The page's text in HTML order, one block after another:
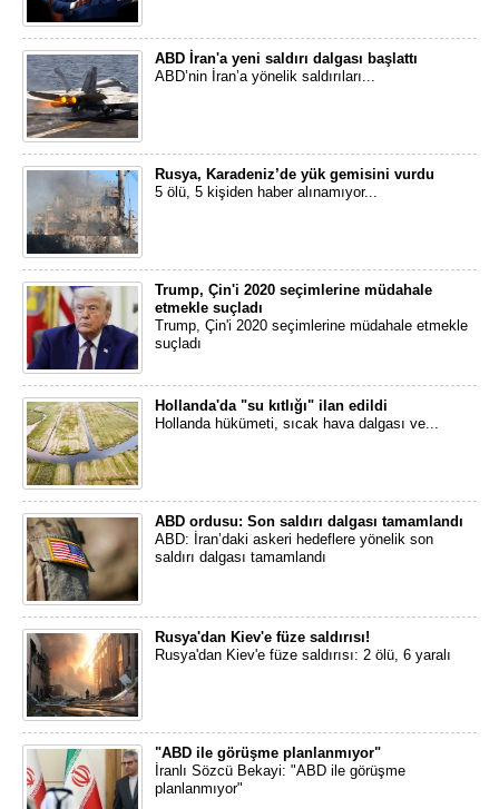
ABD İran'a yeni saldırı dalgası başlattı
ABD’nin İran’a yönelik saldırıları...
Rusya, Karadeniz’de yük gemisini vurdu
5 ölü, 5 kişiden haber alınamıyor...
Trump, Çin'i 2020 seçimlerine müdahale
etmekle suçladı
Trump, Çin'i 2020 seçimlerine müdahale etmekle
suçladı
Hollanda'da "su kıtlığı" ilan edildi
Hollanda hükümeti, sıcak hava dalgası ve...
ABD ordusu: Son saldırı dalgası tamamlandı
ABD: İran’daki askeri hedeflere yönelik son
saldırı dalgası tamamlandı
Rusya'dan Kiev'e füze saldırısı!
Rusya'dan Kiev'e füze saldırısı: 2 ölü, 6 yaralı
"ABD ile görüşme planlanmıyor"
İranlı Sözcü Bekayi: "ABD ile görüşme
planlanmıyor"